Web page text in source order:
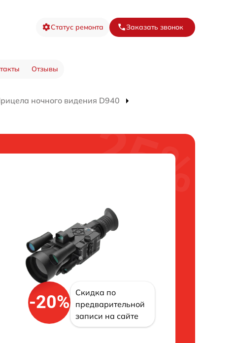
Статус ремонта Заказать звонок
Отзывы
ночного видения D940
-20%
Скидка по
предварительной
записи на сайте